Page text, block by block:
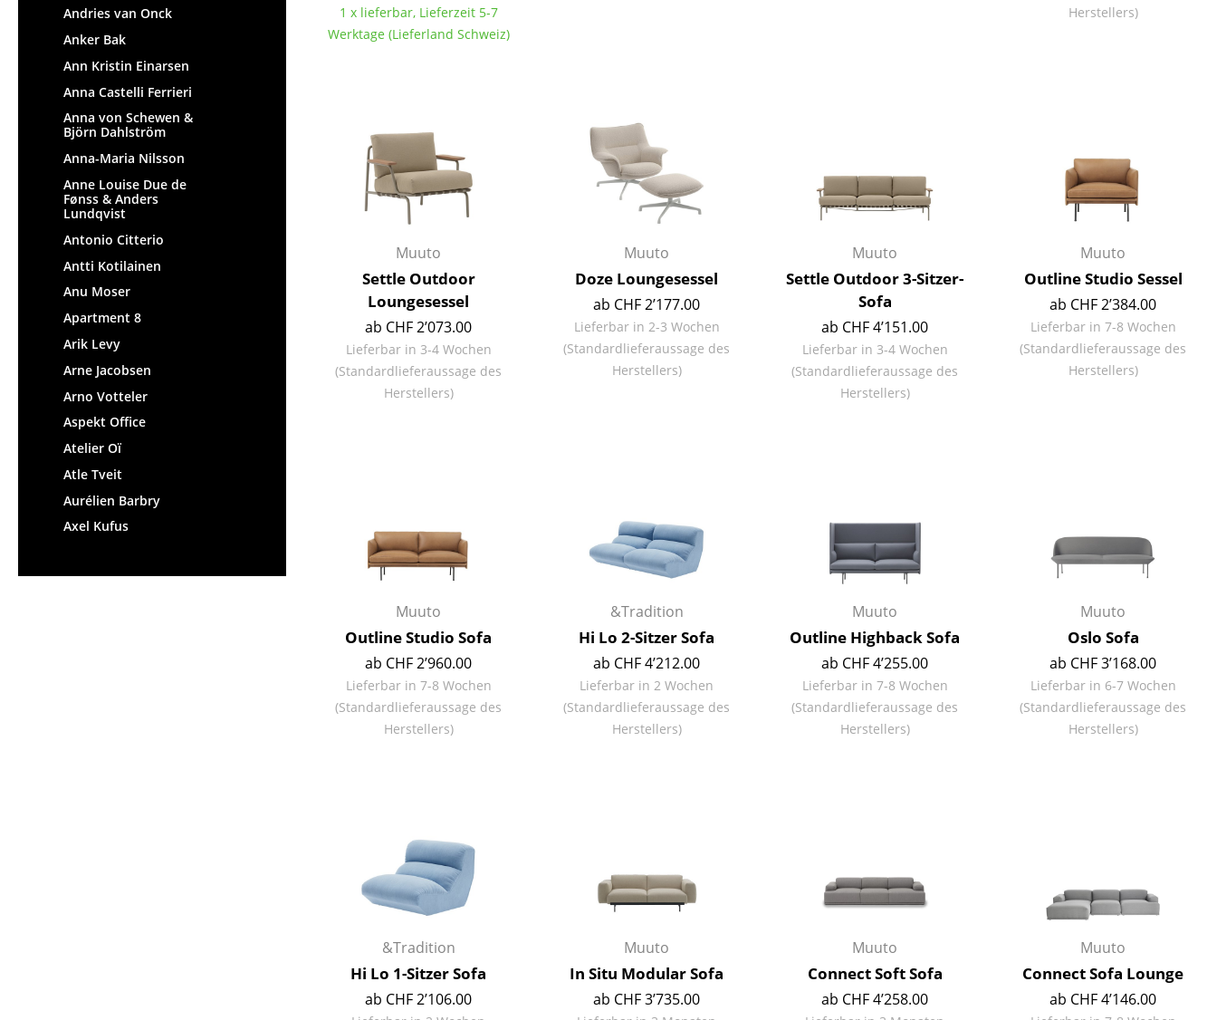
Artemide
Cassina
Muuto
Nils Holger Moormann
Richard Lampert
USM Haller
Vitra
... alle Hersteller A-Z
Eileen Gray
Jean Prouvé
Le Corbusier
Ludwig Mies van der Rohe
Marcel Breuer
Philippe Starck
Verner Panton
... alle Designer A-Z
Neu bei smow
Inspiration
Skandinavisches Design
Italienisches Design
Natürliche Materialien
Farbwelten
Das Original
Geschenkideen
Rückgabe & Umtausch
Unsere Vorteile auf einen Blick
Unternehmen
Presse
Impressum
Einen Suchbegriff eingeben
Andries van Onck
Anker Bak
Ann Kristin Einarsen
Anna Castelli Ferrieri
Anna von Schewen &
Björn Dahlström
Anna-Maria Nilsson
Anne Louise Due de
Fønss & Anders
Lundqvist
Antonio Citterio
Antti Kotilainen
Anu Moser
Apartment 8
Arik Levy
Arne Jacobsen
Arno Votteler
Aspekt Office
Atelier Oï
Atle Tveit
Aurélien Barbry
Axel Kufus
1 x lieferbar, Lieferzeit 5-7
Werktage (Lieferland Schweiz)
Herstellers)
Muuto
Settle Outdoor
Loungesessel
ab CHF 2’073.00
Lieferbar in 3-4 Wochen
(Standardlieferaussage des
Herstellers)
Muuto
Doze Loungesessel
ab CHF 2’177.00
Lieferbar in 2-3 Wochen
(Standardlieferaussage des
Herstellers)
Muuto
Settle Outdoor 3-Sitzer-
Sofa
ab CHF 4’151.00
Lieferbar in 3-4 Wochen
(Standardlieferaussage des
Herstellers)
Muuto
Outline Studio Sessel
ab CHF 2’384.00
Lieferbar in 7-8 Wochen
(Standardlieferaussage des
Herstellers)
Muuto
Outline Studio Sofa
ab CHF 2’960.00
Lieferbar in 7-8 Wochen
(Standardlieferaussage des
Herstellers)
&Tradition
Hi Lo 2-Sitzer Sofa
ab CHF 4’212.00
Lieferbar in 2 Wochen
(Standardlieferaussage des
Herstellers)
Muuto
Outline Highback Sofa
ab CHF 4’255.00
Lieferbar in 7-8 Wochen
(Standardlieferaussage des
Herstellers)
Muuto
Oslo Sofa
ab CHF 3’168.00
Lieferbar in 6-7 Wochen
(Standardlieferaussage des
Herstellers)
&Tradition
Hi Lo 1-Sitzer Sofa
ab CHF 2’106.00
Muuto
In Situ Modular Sofa
ab CHF 3’735.00
Muuto
Connect Soft Sofa
ab CHF 4’258.00
Muuto
Connect Sofa Lounge
ab CHF 4’146.00